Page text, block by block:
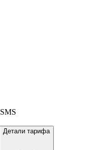
SMS
Детали тарифа